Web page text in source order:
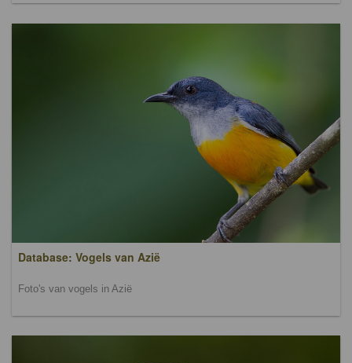
Database: Vogels van Azië
Foto's van vogels in Azië